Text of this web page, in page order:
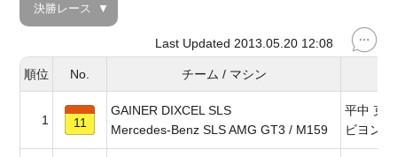
決勝レース
Last Updated 2013.05.20 12:08
順位 No. チーム / マシン
1 11
GAINER DIXCEL SLS
Mercedes-Benz SLS AMG GT3 / M159
平中 克
ビヨン